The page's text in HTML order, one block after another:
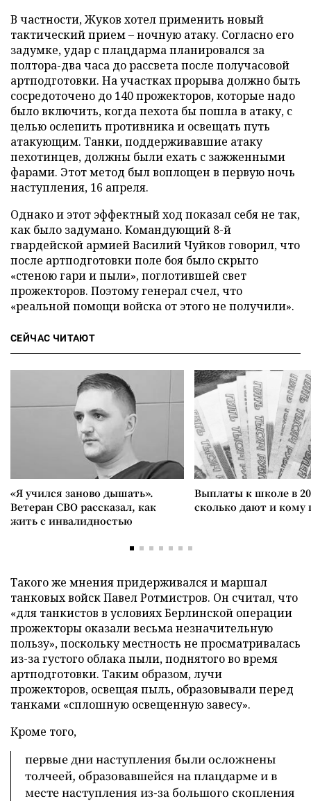
В частности, Жуков хотел применить новый
тактический прием – ночную атаку. Согласно его
задумке, удар с плацдарма планировался за
полтора-два часа до рассвета после получасовой
артподготовки. На участках прорыва должно быть
сосредоточено до 140 прожекторов, которые надо
было включить, когда пехота бы пошла в атаку, с
целью ослепить противника и освещать путь
атакующим. Танки, поддерживавшие атаку
пехотинцев, должны были ехать с зажженными
фарами. Этот метод был воплощен в первую ночь
наступления, 16 апреля.
Однако и этот эффектный ход показал себя не так,
как было задумано. Командующий 8-й
гвардейской армией Василий Чуйков говорил, что
после артподготовки поле боя было скрыто
«стеною гари и пыли», поглотившей свет
прожекторов. Поэтому генерал счел, что
«реальной помощи войска от этого не получили».
СЕЙЧАС ЧИТАЮТ
«Я учился заново дышать».
Ветеран СВО рассказал, как
жить с инвалидностью
Выплаты к школе в
сколько дают и
Такого же мнения придерживался и маршал
танковых войск Павел Ротмистров. Он считал, что
«для танкистов в условиях Берлинской операции
прожекторы оказали весьма незначительную
пользу», поскольку местность не просматривалась
из-за густого облака пыли, поднятого во время
артподготовки. Таким образом, лучи
прожекторов, освещая пыль, образовывали перед
танками «сплошную освещенную завесу».
Кроме того,
первые дни наступления были осложнены
толчеей, образовавшейся на плацдарме и в
месте наступления из-за большого скопления